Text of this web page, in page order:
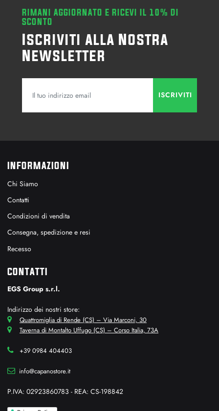
RIMANI AGGIORNATO E RICEVI IL 10% DI
SCONTO
Iscriviti alla Nostra
Newsletter
INFORMAZIONI
Chi Siamo
Contatti
Condizioni di vendita
Consegna, spedizione e resi
Recesso
CONTATTI
EGS Group s.r.l.
Indirizzo dei nostri store:
Quattromiglia di Rende (CS) – Via Marconi, 30
Taverna di Montalto Uffugo (CS) – Corso Italia, 73A
+39 0984 404403
info@capanostore.it
P.IVA: 02923860783 - REA: CS-198842